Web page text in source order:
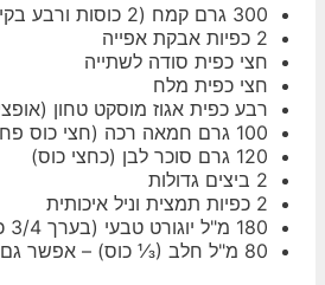
300 גרם קמח (2 כוסות ורבע בקירוב)
2 כפיות אבקת אפייה
חצי כפית סודה לשתייה
חצי כפית מלח
רבע כפית אגוז מוסקט טחון
100 גרם חמאה רכה (חצי כוס פחות כף) – או שמן קוקוס נייטרלי לגרסה חלבית פחות ובעצם הכי בריאה
120 גרם סוכר לבן (כחצי כוס)
2 ביצים גדולות
2 כפיות תמצית וניל איכותית
180 מ"ל יוגורט טבעי (בערך 3/4 כוס) – אפשר גם קפיר או שמנת חמוצה
80 מ"ל חלב (⅓ כוס) – אפשר גם צמחי כמו שקדים או סויה